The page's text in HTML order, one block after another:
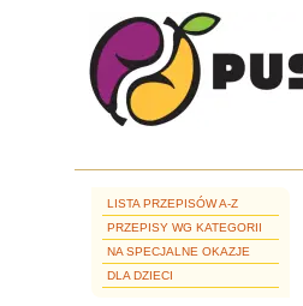
LISTA PRZEPISÓW A-Z
PRZEPISY WG KATEGORII
NA SPECJALNE OKAZJE
DLA DZIECI